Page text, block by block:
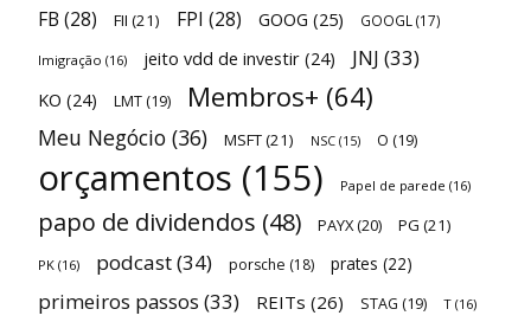
FB (28) FII (21) FPI (28) GOOG (25) GOOGL(17)
Imigração (16) jeito vdd de investir (24) JNJ (33)
KO (24) LMT (19) Membros+ (64)
Meu Negócio (36) MSFT(21) NSC (15) O (19)
orçamentos (155) Papel de parede (16)
papo de dividendos (48) PAYX(20) PG (21)
PK (16) podcast(34) porsche (18) prates (22)
primeiros passos (33) REITs (26) STAG (19) T (16)